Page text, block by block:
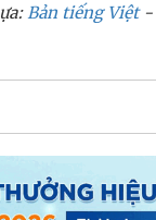
Bản tiếng Việt-